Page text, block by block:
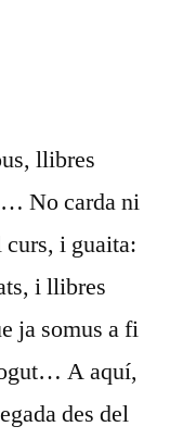
llibres
No carda ni
curs, i guaita:
i llibres
ja somus a fi
A aquí,
des del